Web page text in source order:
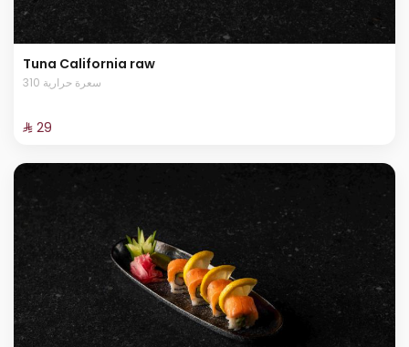
Tuna California raw
310 سعرة حرارية
⁨⁦‪‬ 29⁩